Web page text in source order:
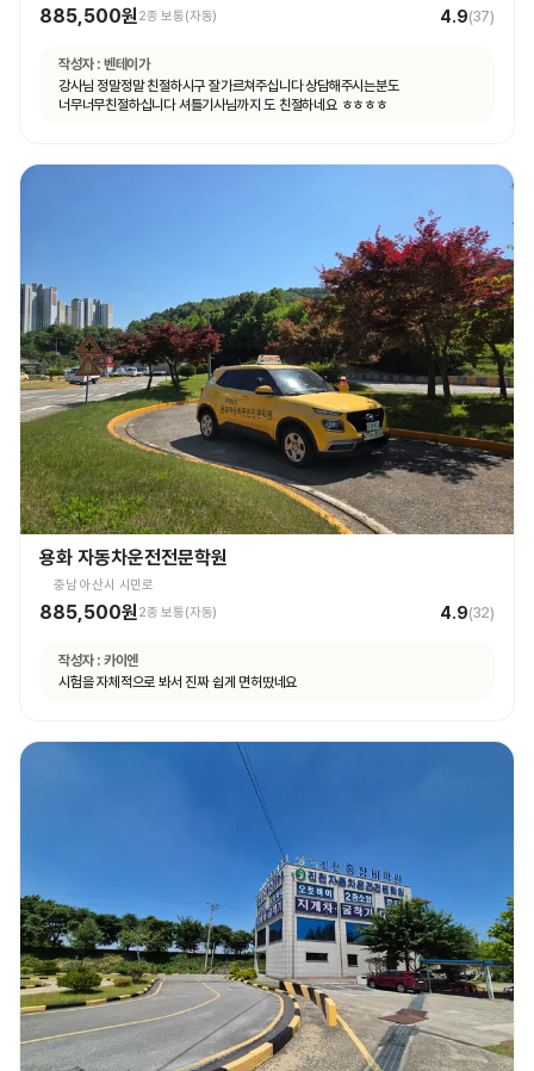
885,500원 2종 보통(자동) 4.9(37)
작성자 : 벤테이가
강사님 정말정말 친절하시구 잘가르쳐주십니다 상담해주시는분도
너무너무친절하십니다 셔틀기사님까지 도 친절하네요 ㅎㅎㅎㅎ
용화 자동차운전전문학원
충남 아산시 시민로
885,500원2종 보통(자동) 4.9(32)
작성자 : 카이엔
시험을 자체적으로 봐서 진짜 쉽게 면허땄네요